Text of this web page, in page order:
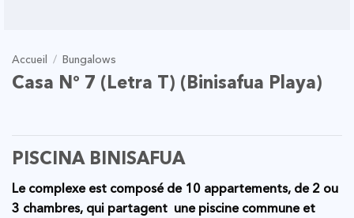
Accueil / Bungalows
Casa Nº 7 (Letra T) (Binisafua Playa)
PISCINA BINISAFUA
Le complexe est composé de 10 appartements, de 2 ou
3 chambres, qui partagent une piscine commune et